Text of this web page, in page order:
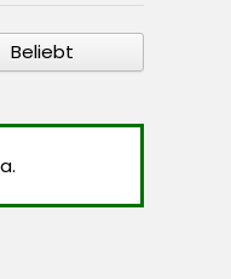
Beliebt